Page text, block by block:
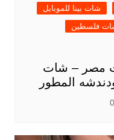
شات بينا للموبايل
فلسطين
مصر – شات
المطور
0